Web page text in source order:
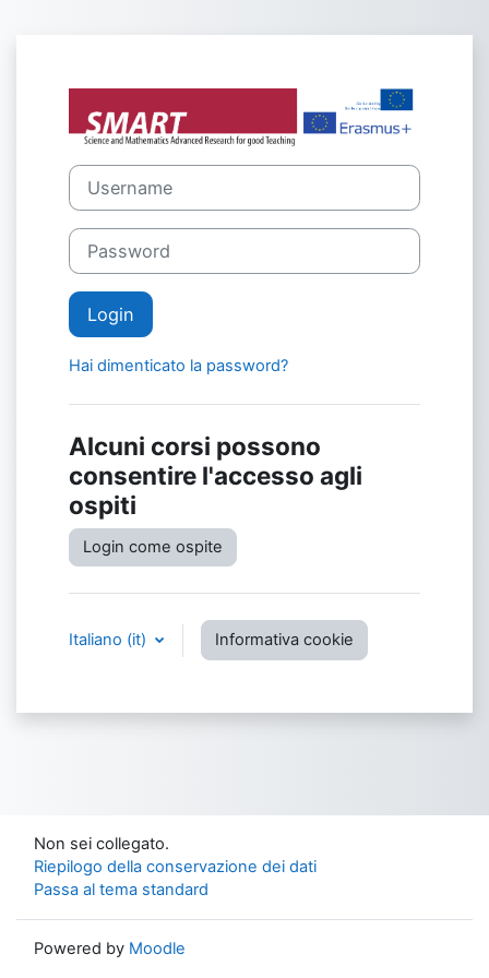
Login su
Username
Password
Login
Hai dimenticato la password?
Alcuni corsi possono
consentire l'accesso agli
ospiti
Login come ospite
Italiano ‎(it)‎ Informativa cookie
Non sei collegato.
Riepilogo della conservazione dei dati
Passa al tema standard
Powered by Moodle